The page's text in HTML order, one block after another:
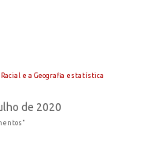
e a Geografia estatística
de 2020